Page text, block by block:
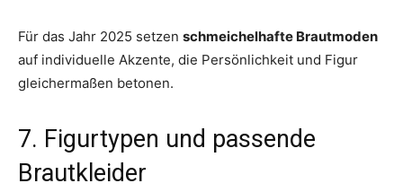
Für das Jahr 2025 setzen schmeichelhafte Brautmoden
auf individuelle Akzente, die Persönlichkeit und Figur
gleichermaßen betonen.
7. Figurtypen und passende
Brautkleider